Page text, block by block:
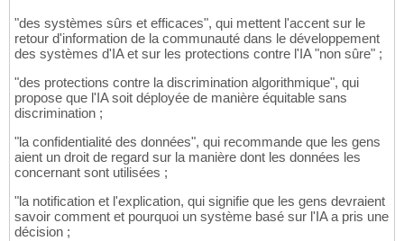
"des systèmes sûrs et efficaces", qui mettent l'accent sur le
retour d'information de la communauté dans le développement
des systèmes d'IA et sur les protections contre l'IA "non sûre" ;
"des protections contre la discrimination algorithmique", qui
propose que l'IA soit déployée de manière équitable sans
discrimination ;
"la confidentialité des données", qui recommande que les gens
aient un droit de regard sur la manière dont les données les
concernant sont utilisées ;
"la notification et l'explication, qui signifie que les gens devraient
savoir comment et pourquoi un système basé sur l'IA a pris une
décision ;